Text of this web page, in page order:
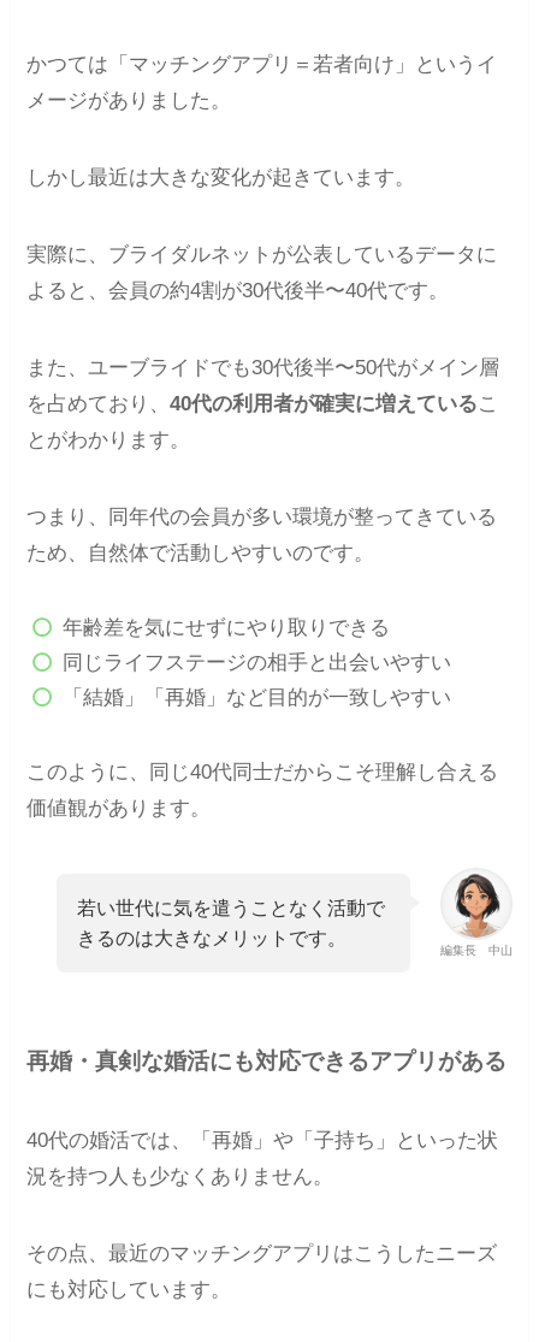
かつては「マッチングアプリ＝若者向け」というイ
メージがありました。
しかし最近は大きな変化が起きています。
実際に、ブライダルネットが公表しているデータに
よると、会員の約4割が30代後半〜40代です。
また、ユーブライドでも30代後半〜50代がメイン層
を占めており、40代の利用者が確実に増えているこ
とがわかります。
つまり、同年代の会員が多い環境が整ってきている
ため、自然体で活動しやすいのです。
年齢差を気にせずにやり取りできる
同じライフステージの相手と出会いやすい
「結婚」「再婚」など目的が一致しやすい
このように、同じ40代同士だからこそ理解し合える
価値観があります。
編集長 中山
若い世代に気を遣うことなく活動で
きるのは大きなメリットです。
再婚・真剣な婚活にも対応できるアプリがある
40代の婚活では、「再婚」や「子持ち」といった状
況を持つ人も少なくありません。
その点、最近のマッチングアプリはこうしたニーズ
にも対応しています。